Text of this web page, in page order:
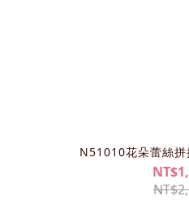
N51010花朵蕾絲